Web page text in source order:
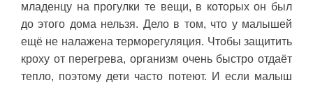
младенцу на прогулки те вещи, в которых он был
до этого дома нельзя. Дело в том, что у малышей
ещё не налажена терморегуляция. Чтобы защитить
кроху от перегрева, организм очень быстро отдаёт
тепло, поэтому дети часто потеют. И если малыш